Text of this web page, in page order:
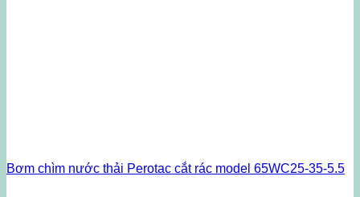
Bơm chìm nước thải Perotac cắt rác model 65WC25-35-5.5